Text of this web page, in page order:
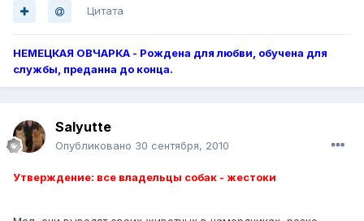
Цитата
НЕМЕЦКАЯ ОВЧАРКА - Рождена для любви, обучена для
службы, преданна до конца.
Salyutte
Опубликовано 30 сентября, 2010
Утверждение: все владельцы собак - жестоки